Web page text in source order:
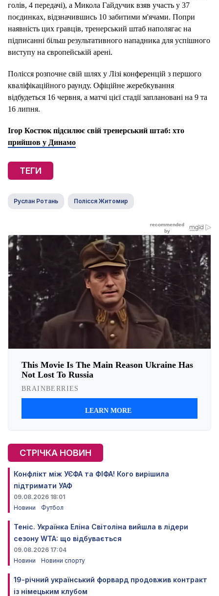
голів, 4 передачі), а Микола Гайдучик взяв участь у 37
поєдинках, відзначившись 10 забитими м'ячами. Попри
наявність цих гравців, тренерський штаб наполягає на
підписанні більш результативного нападника для успішного
виступу на європейській арені.
Полісся розпочне свій шлях у Лізі конференцій з першого
кваліфікаційного раунду. Офіційне жеребкування
відбудеться 16 червня, а матчі цієї стадії заплановані на 9 та
16 липня.
Ігор Костюк підсилює свій тренерський штаб: хто
прийшов у Динамо
ТЕГИ
Руслан Ротань Полісся Житомир
СТРІЧКА НОВИН
Конфлікт між УЄФА та ФІФА! Кого вирішила
підтримати УАФ
09.08.2026 18:01
Новини
Футбол
Теніс. Українка Еліна Світоліна вийшла в лідери
сезону WTA: що відбувається
09.08.2026 17:04
Новини
Новини спорту
19-річний український форвард продовжив контракт
із німецьким клубом